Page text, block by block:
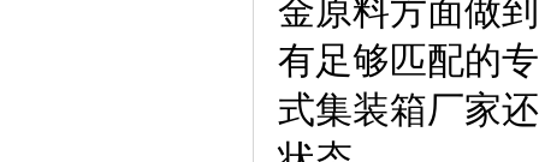
金原料方面做
有足够匹配的
式集装箱厂家